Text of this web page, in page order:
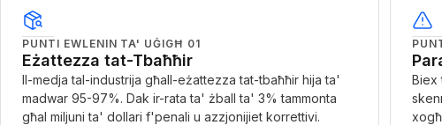
PUNTI EWLENIN TA' UĠIGĦ 01
Eżattezza tat-Tbaħħir
Il-medja tal-industrija għall-eżattezza tat-tbaħħir hija ta'
madwar 95-97%. Dak ir-rata ta' żball ta' 3% tammonta
għal miljuni ta' dollari f'penali u azzjonijiet korrettivi.
Biex